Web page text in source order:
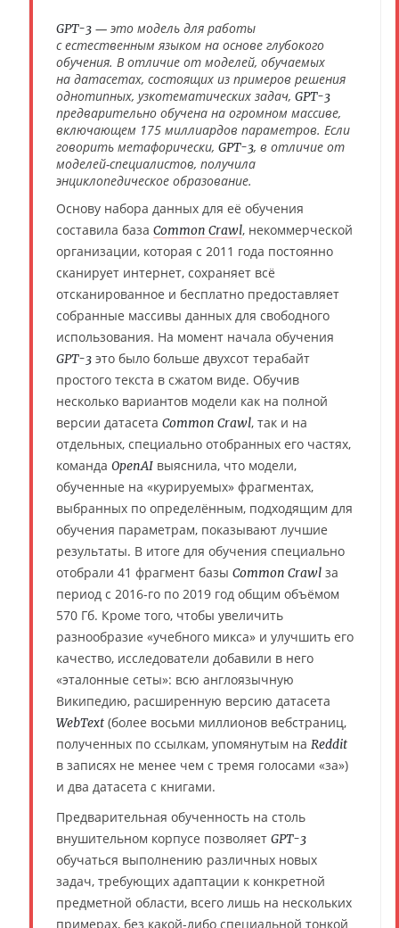
GPT-3 — это модель для работы
с естественным языком на основе глубокого
обучения. В отличие от моделей, обучаемых
на датасетах, состоящих из примеров решения
однотипных, узкотематических задач, GPT-3
предварительно обучена на огромном массиве,
включающем 175 миллиардов параметров. Если
говорить метафорически, GPT-3, в отличие от
моделей-специалистов, получила
энциклопедическое образование.
Основу набора данных для её обучения
составила база Common Crawl, некоммерческой
организации, которая с 2011 года постоянно
сканирует интернет, сохраняет всё
отсканированное и бесплатно предоставляет
собранные массивы данных для свободного
использования. На момент начала обучения
GPT-3 это было больше двухсот терабайт
простого текста в сжатом виде. Обучив
несколько вариантов модели как на полной
версии датасета Common Crawl, так и на
отдельных, специально отобранных его частях,
команда OpenAI выяснила, что модели,
обученные на «курируемых» фрагментах,
выбранных по определённым, подходящим для
обучения параметрам, показывают лучшие
результаты. В итоге для обучения специально
отобрали 41 фрагмент базы Common Crawl за
период с 2016-го по 2019 год общим объёмом
570 Гб. Кроме того, чтобы увеличить
разнообразие «учебного микса» и улучшить его
качество, исследователи добавили в него
«эталонные сеты»: всю англоязычную
Википедию, расширенную версию датасета
WebText (более восьми миллионов вебстраниц,
полученных по ссылкам, упомянутым на Reddit
в записях не менее чем с тремя голосами «за»)
и два датасета с книгами.
Предварительная обученность на столь
внушительном корпусе позволяет GPT-3
обучаться выполнению различных новых
задач, требующих адаптации к конкретной
предметной области, всего лишь на нескольких
примерах, без какой-либо специальной тонкой